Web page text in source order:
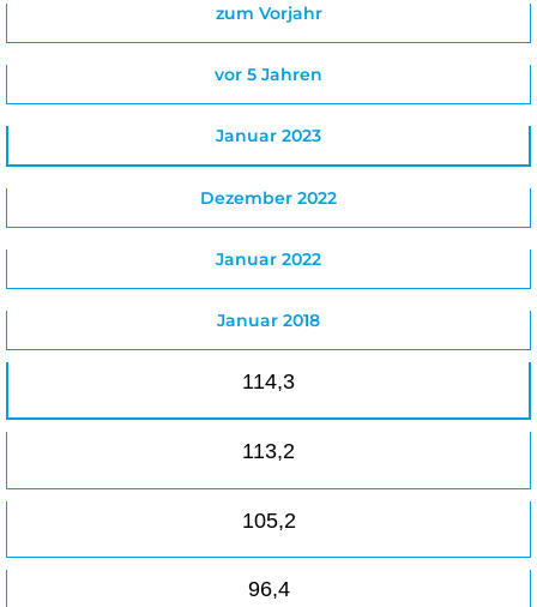
zum Vorjahr
vor 5 Jahren
Januar 2023
Dezember 2022
Januar 2022
Januar 2018
114,3
113,2
105,2
96,4